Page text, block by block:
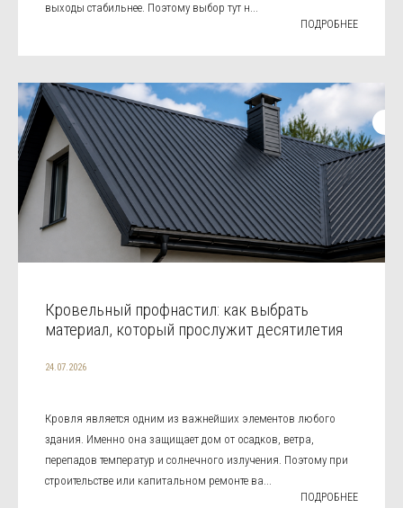
выходы стабильнее. Поэтому выбор тут н...
ПОДРОБНЕЕ
Кровельный профнастил: как выбрать
материал, который прослужит десятилетия
24.07.2026
Кровля является одним из важнейших элементов любого
здания. Именно она защищает дом от осадков, ветра,
перепадов температур и солнечного излучения. Поэтому при
строительстве или капитальном ремонте ва...
ПОДРОБНЕЕ